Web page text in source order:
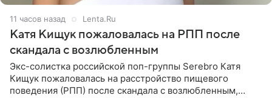
11 часов назад Lenta.Ru
Катя Кищук пожаловалась на РПП после
скандала с возлюбленным
Экс-солистка российской поп-группы Serebro Катя
Кищук пожаловалась на расстройство пищевого
поведения (РПП) после скандала с возлюбленным,